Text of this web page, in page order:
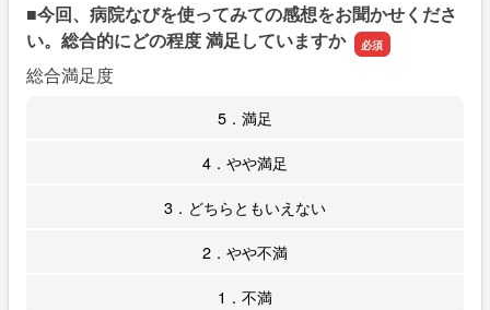
■今回、病院なびを使ってみての感想をお聞かせくださ
い。総合的にどの程度 満足していますか
総合満足度
5．満足
4．やや満足
3．どちらともいえない
2．やや不満
1．不満